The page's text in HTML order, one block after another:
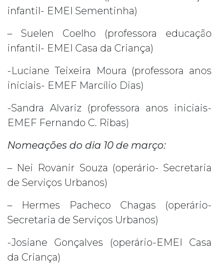
infantil- EMEI Sementinha)
– Suelen Coelho (professora educação
infantil- EMEI Casa da Criança)
-Luciane Teixeira Moura (professora anos
iniciais- EMEF Marcílio Dias)
-Sandra Alvariz (professora anos iniciais-
EMEF Fernando C. Ribas)
Nomeações do dia 10 de março:
– Nei Rovanir Souza (operário- Secretaria
de Serviços Urbanos)
– Hermes Pacheco Chagas (operário-
Secretaria de Serviços Urbanos)
-Josiane Gonçalves (operário-EMEI Casa
da Criança)